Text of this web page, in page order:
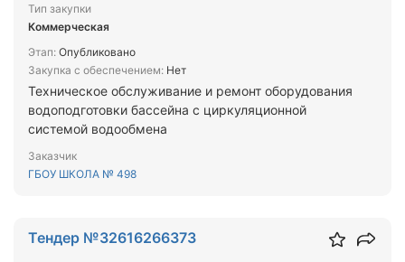
Тип закупки
Коммерческая
Этап: Опубликовано
Закупка с обеспечением: Нет
Техническое обслуживание и ремонт оборудования
водоподготовки бассейна с циркуляционной
системой водообмена
Заказчик
ГБОУ ШКОЛА № 498
Тендер №32616266373